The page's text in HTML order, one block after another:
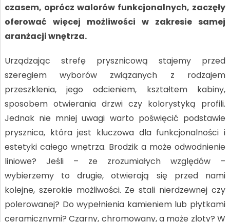
czasem, oprócz walorów funkcjonalnych, zaczęły
oferować więcej możliwości w zakresie samej
aranżacji wnętrza.
Urządzając strefę prysznicową stajemy przed
szeregiem wyborów związanych z rodzajem
przeszklenia, jego odcieniem, kształtem kabiny,
sposobem otwierania drzwi czy kolorystyką profili.
Jednak nie mniej uwagi warto poświęcić podstawie
prysznica, która jest kluczowa dla funkcjonalności i
estetyki całego wnętrza. Brodzik a może odwodnienie
liniowe? Jeśli – ze zrozumiałych względów –
wybierzemy to drugie, otwierają się przed nami
kolejne, szerokie możliwości. Ze stali nierdzewnej czy
polerowanej? Do wypełnienia kamieniem lub płytkami
ceramicznymi? Czarny, chromowany, a może zloty? W